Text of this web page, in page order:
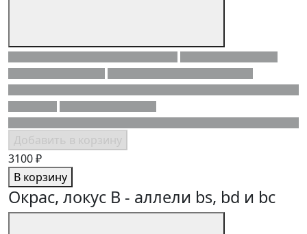
3100 ₽
В корзину
Окрас, локус B - аллели bs, bd и bc